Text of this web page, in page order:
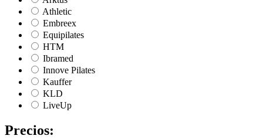
Athletic
Embreex
Equipilates
HTM
Ibramed
Innove Pilates
Kauffer
KLD
LiveUp
Precios: